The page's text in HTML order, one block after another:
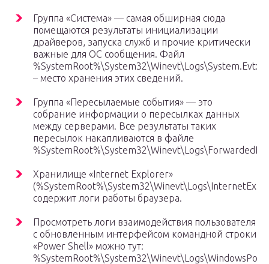
Группа «Система» — самая обширная сюда
помещаются результаты инициализации
драйверов, запуска служб и прочие критически
важные для ОС сообщения. Файл
%SystemRoot%\System32\Winevt\Logs\System.Evtx
– место хранения этих сведений.
Группа «Пересылаемые события» — это
собрание информации о пересылках данных
между серверами. Все результаты таких
пересылок накапливаются в файле
Хранилище «Internet Explorer»
содержит логи работы браузера.
Просмотреть логи взаимодействия пользователя
с обновленным интерфейсом командной строки
«Power Shell» можно тут: